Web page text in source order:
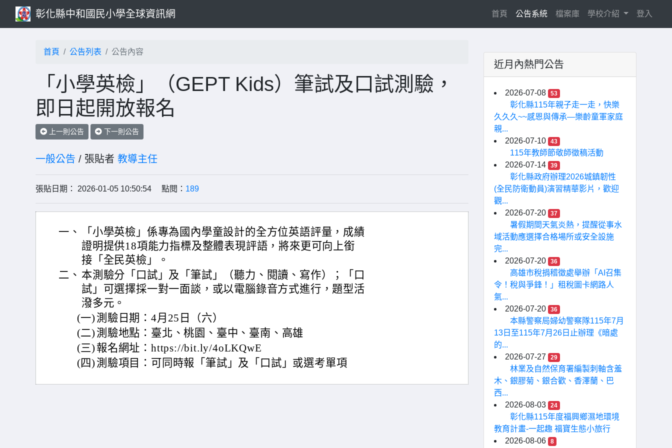
彰化縣中和國民小學全球資訊網 首頁 (current)
公告系統 檔案庫 學校介紹 登入
首頁 公告列表 公告內容
「小學英檢」（GEPT Kids）筆試及口試測驗，
即日起開放報名
上一則公告 下一則公告
一般公告 / 張貼者 教導主任
張貼日期： 2026-01-05 10:50:54 點閱： 189
一、
「小學英檢」係專為國內學童設計的全方位英語評量，成績
證明提供18項能力指標及整體表現評語，將來更可向上銜
接「全民英檢」。
二、 本測驗分「口試」及「筆試」（聽力、閱讀、寫作）；「口
試」可選擇採一對一面談，或以電腦錄音方式進行，題型活
潑多元。
(一) 測驗日期：4月25日（六）
(二) 測驗地點：臺北、桃園、臺中、臺南、高雄
(三) 報名網址：https://bit.ly/4oLKQwE
(四) 測驗項目：可同時報「筆試」及「口試」或選考單項
近月內熱門公告
2026-07-08 53
彰化縣115年親子走一走，快樂
久久久~~感恩與傳承—樂齡童軍家庭
親...
2026-07-10
43
115年教師節敬師徵稿活動
2026-07-14
39
彰化縣政府辦理2026城鎮韌性
(全民防衛動員)演習精華影片，歡迎
觀...
2026-07-20
37
暑假期間天氣炎熱，提醒從事水
域活動應選擇合格場所或安全設施
完...
2026-07-20
36
高雄市稅捐稽徵處舉辦「AI召集
令！稅與爭鋒！」租稅圖卡網路人
氣...
2026-07-20
36
本縣警察局婦幼警察隊115年7月
13日至115年7月26日止辦理《暗處
的...
2026-07-27
29
林業及自然保育署編製刺軸含羞
木、銀膠菊、銀合歡、香澤蘭、巴
西...
2026-08-03
24
彰化縣115年度福興鄉濕地環境
教育計畫-一起趣 福寶生態小旅行
2026-08-06
8